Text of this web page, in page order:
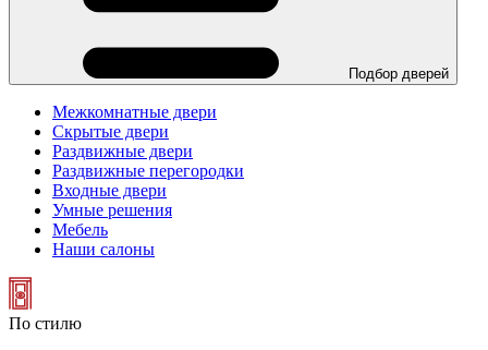
Подбор дверей
Межкомнатные двери
Скрытые двери
Раздвижные двери
Раздвижные перегородки
Входные двери
Умные решения
Мебель
Наши салоны
По стилю